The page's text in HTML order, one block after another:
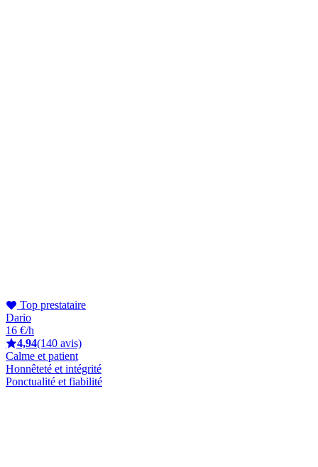
Top prestataire
Dario
16 €/h
4,94(140 avis)
Calme et patient
Honnêteté et intégrité
Ponctualité et fiabilité